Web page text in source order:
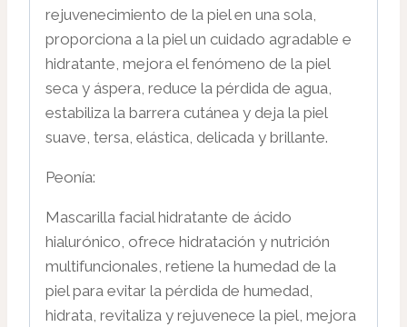
rejuvenecimiento de la piel en una sola,
proporciona a la piel un cuidado agradable e
hidratante, mejora el fenómeno de la piel
seca y áspera, reduce la pérdida de agua,
estabiliza la barrera cutánea y deja la piel
suave, tersa, elástica, delicada y brillante.
Peonía:
Mascarilla facial hidratante de ácido
hialurónico, ofrece hidratación y nutrición
multifuncionales, retiene la humedad de la
piel para evitar la pérdida de humedad,
hidrata, revitaliza y rejuvenece la piel, mejora